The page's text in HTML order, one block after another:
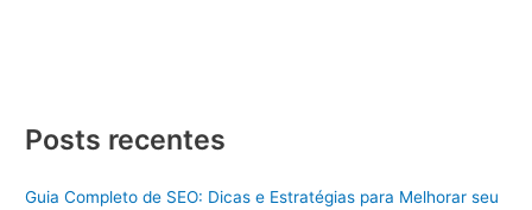
Posts recentes
Guia Completo de SEO: Dicas e Estratégias para Melhorar seu